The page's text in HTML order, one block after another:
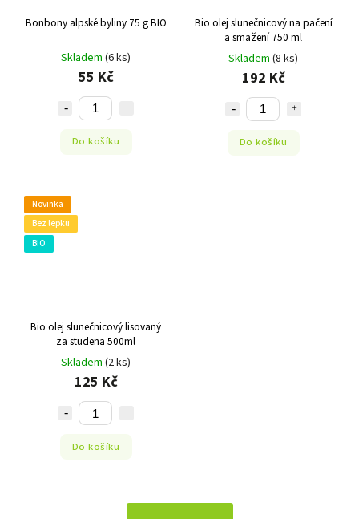
Bonbony alpské byliny 75 g BIO
Skladem (6 ks)
55 Kč
Do košíku
Bio olej slunečnicový na pačení
a smažení 750 ml
Skladem (8 ks)
192 Kč
Do košíku
Novinka
Bez lepku
BIO
Bio olej slunečnicový lisovaný
za studena 500ml
Skladem (2 ks)
125 Kč
Do košíku